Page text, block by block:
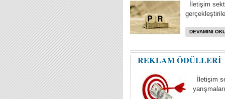
İletişim
DEVAMINI
REKLAM ÖDÜLLERİ
İletişim